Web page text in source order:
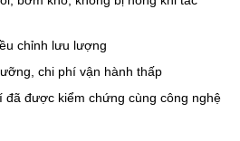
chỉnh lưu lượng
chi phí vận hành thấp
đã được kiểm chứng cùng công nghệ